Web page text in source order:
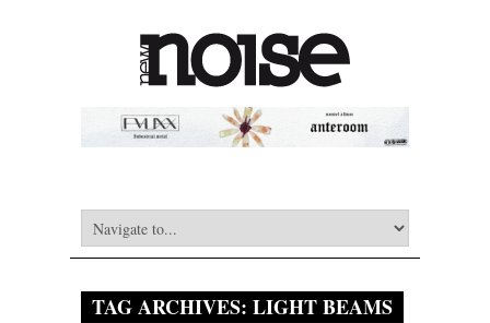
TAG ARCHIVES: LIGHT BEAMS